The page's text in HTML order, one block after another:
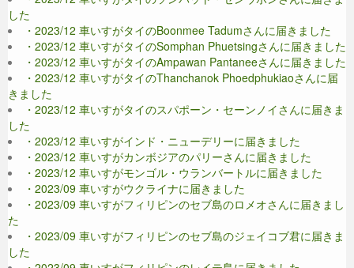
した
・2023/12 車いすがタイのBoonmee Tadumさんに届きました
・2023/12 車いすがタイのSomphan Phuetsingさんに届きました
・2023/12 車いすがタイのAmpawan Pantaneeさんに届きました
・2023/12 車いすがタイのThanchanok Phoedphukiaoさんに届
きました
・2023/12 車いすがタイのスパポーン・セーンノイさんに届きま
した
・2023/12 車いすがインド・ニューデリーに届きました
・2023/12 車いすがカンボジアのパリーさんに届きました
・2023/12 車いすがモンゴル・ウランバートルに届きました
・2023/09 車いすがウクライナに届きました
・2023/09 車いすがフィリピンのセブ島のロメオさんに届きまし
た
・2023/09 車いすがフィリピンのセブ島のジェイコブ君に届きま
した